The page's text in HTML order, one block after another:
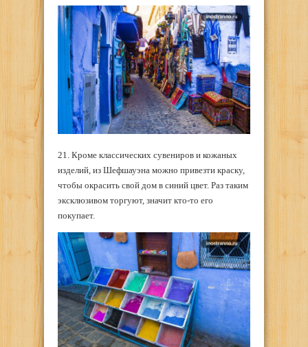
21. Кроме классических сувениров и кожаных
изделий, из Шефшауэна можно привезти краску,
чтобы окрасить свой дом в синий цвет. Раз таким
эксклюзивом торгуют, значит кто-то его
покупает.